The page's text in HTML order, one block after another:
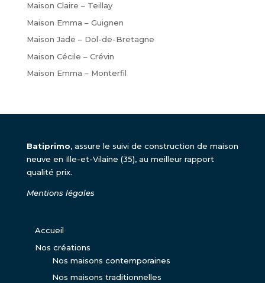
Maison Claire – Teillay
Maison Emma – Guignen
Maison Jade – Dol-de-Bretagne
Maison Cécile – Crévin
Maison Emma – Monterfil
Batiprimo, assure le suivi de construction de maison
neuve en Ille-et-Vilaine (35), au meilleur rapport
qualité prix.
Mentions légales
Accueil
Nos créations
Nos maisons contemporaines
Nos maisons traditionnelles